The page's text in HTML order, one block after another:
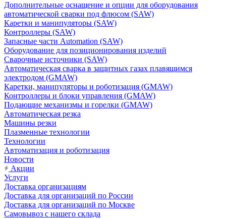
Дополнительные оснащение и опции для оборудования
автоматической сварки под флюсом (SAW)
Каретки и манипуляторы (SAW)
Контроллеры (SAW)
Запасные части Automation (SAW)
Оборудование для позиционирования изделий
Сварочные источники (SAW)
Автоматическая сварка в защитных газах плавящимся
электродом (GMAW)
Каретки, манипуляторы и роботизация (GMAW)
Контроллеры и блоки управления (GMAW)
Подающие механизмы и горелки (GMAW)
Автоматическая резка
Машины резки
Плазменные технологии
Технологии
Автоматизация и роботизация
Новости
Акции
Услуги
Доставка организациям
Доставка для организаций по России
Доставка для организаций по Москве
Самовывоз с нашего склада